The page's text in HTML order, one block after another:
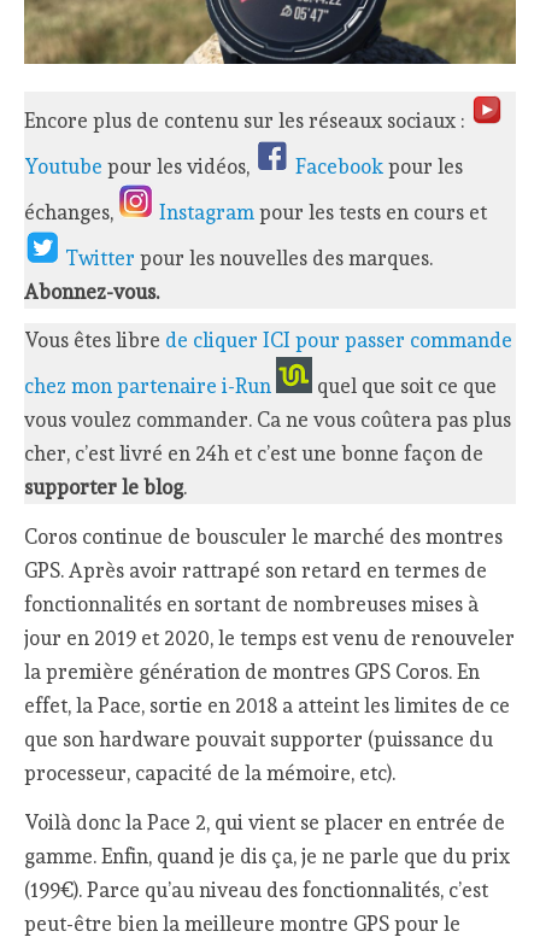
Encore plus de contenu sur les réseaux sociaux :
Youtube pour les vidéos, Facebookpour les
échanges,
Instagrampour les tests en cours et
Twitterpour les nouvelles des marques.
Abonnez-vous.
Vous êtes libre de cliquer ICI pour passer commande
chez mon partenaire i-Run
quel que soit ce que
vous voulez commander. Ca ne vous coûtera pas plus
cher, c’est livré en 24h et c’est une bonne façon de
supporter le blog.
Coros continue de bousculer le marché des montres
GPS. Après avoir rattrapé son retard en termes de
fonctionnalités en sortant de nombreuses mises à
jour en 2019 et 2020, le temps est venu de renouveler
la première génération de montres GPS Coros. En
effet, la Pace, sortie en 2018 a atteint les limites de ce
que son hardware pouvait supporter (puissance du
processeur, capacité de la mémoire, etc).
Voilà donc la Pace 2, qui vient se placer en entrée de
gamme. Enfin, quand je dis ça, je ne parle que du prix
(199€). Parce qu’au niveau des fonctionnalités, c’est
peut-être bien la meilleure montre GPS pour le